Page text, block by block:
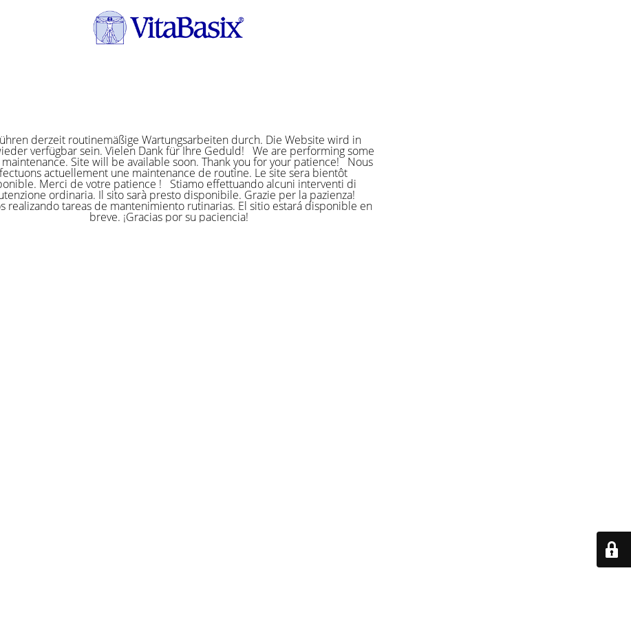
derzeit routinemäßige Wartungsarbeiten durch. Die Website wird in
verfügbar sein. Vielen Dank für Ihre Geduld! We are performing some
Site will be available soon. Thank you for your patience! Nous
actuellement une maintenance de routine. Le site sera bientôt
Merci de votre patience ! Stiamo effettuando alcuni interventi di
ordinaria. Il sito sarà presto disponibile. Grazie per la pazienza!
realizando tareas de mantenimiento rutinarias. El sitio estará disponible en
breve. ¡Gracias por su paciencia!